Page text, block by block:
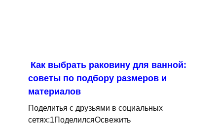
Как выбрать раковину для ванной:
советы по подбору размеров и
материалов
Поделитья с друзьями в социальных
сетях:1ПоделилсяОсвежить